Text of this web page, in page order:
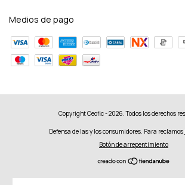
Medios de pago
Copyright Ceofic - 2026. Todos los derechos
Defensa de las y los consumidores. Para reclamos
Botón de arrepentimiento